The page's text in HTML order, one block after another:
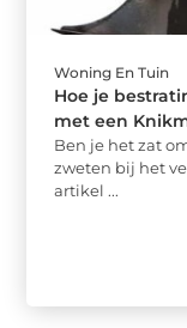
Woning En Tuin
Hoe je
met een
Ben je het zat
zweten bij het
artikel ...